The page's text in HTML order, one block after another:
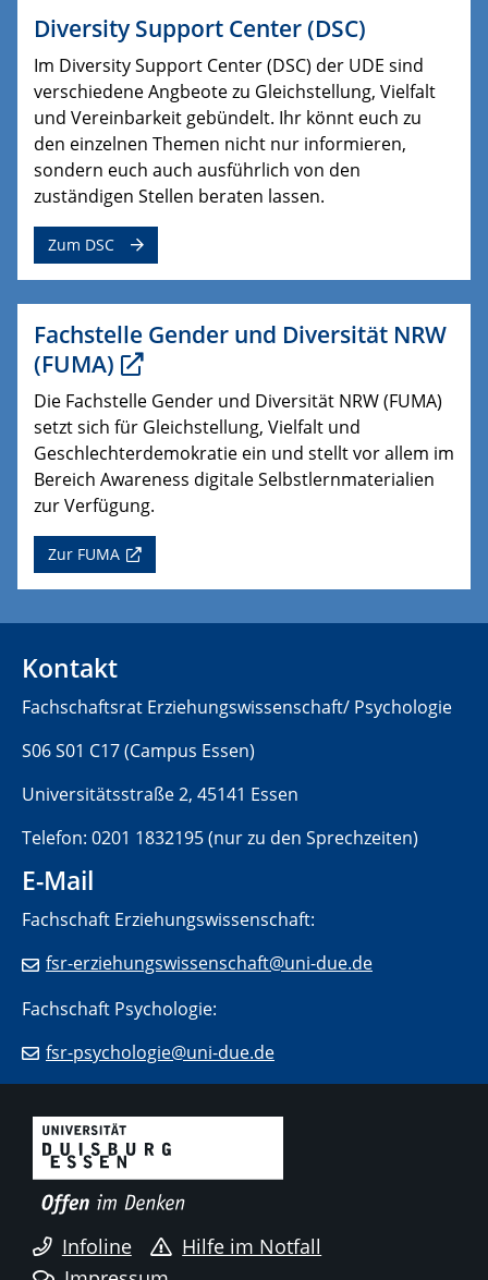
Diversity Support Center (DSC)
Im Diversity Support Center (DSC) der UDE sind
verschiedene Angbeote zu Gleichstellung, Vielfalt
und Vereinbarkeit gebündelt. Ihr könnt euch zu
den einzelnen Themen nicht nur informieren,
sondern euch auch ausführlich von den
zuständigen Stellen beraten lassen.
Zum DSC
Fachstelle Gender und Diversität NRW
(FUMA)
Die Fachstelle Gender und Diversität NRW (FUMA)
setzt sich für Gleichstellung, Vielfalt und
Geschlechterdemokratie ein und stellt vor allem im
Bereich Awareness digitale Selbstlernmaterialien
zur Verfügung.
Zur FUMA
Kontakt
Fachschaftsrat Erziehungswissenschaft/ Psychologie
S06 S01 C17 (Campus Essen)
Universitätsstraße 2, 45141 Essen
Telefon: 0201 1832195 (nur zu den Sprechzeiten)
E-Mail
Fachschaft Erziehungswissenschaft:
fsr-erziehungswissenschaft@uni-due.de
Fachschaft Psychologie:
fsr-psychologie@uni-due.de
Infoline
Hilfe im Notfall